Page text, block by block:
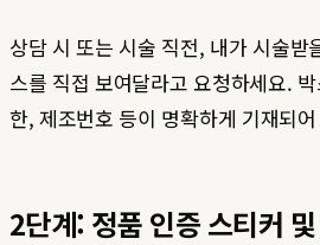
상담 시 또는 시술 직전, 내가 시술받
스를 직접 보여달라고 요청하세요.
한, 제조번호 등이 명확하게 기재되
2단계: 정품 인증 스티커